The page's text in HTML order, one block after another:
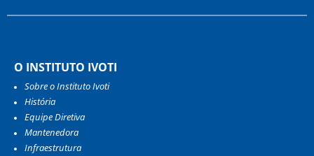
O INSTITUTO IVOTI
Sobre o Instituto Ivoti
História
Equipe Diretiva
Mantenedora
Infraestrutura